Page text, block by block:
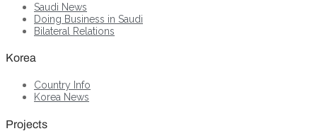
Saudi News
Doing Business in Saudi
Bilateral Relations
Korea
Country Info
Korea News
Projects